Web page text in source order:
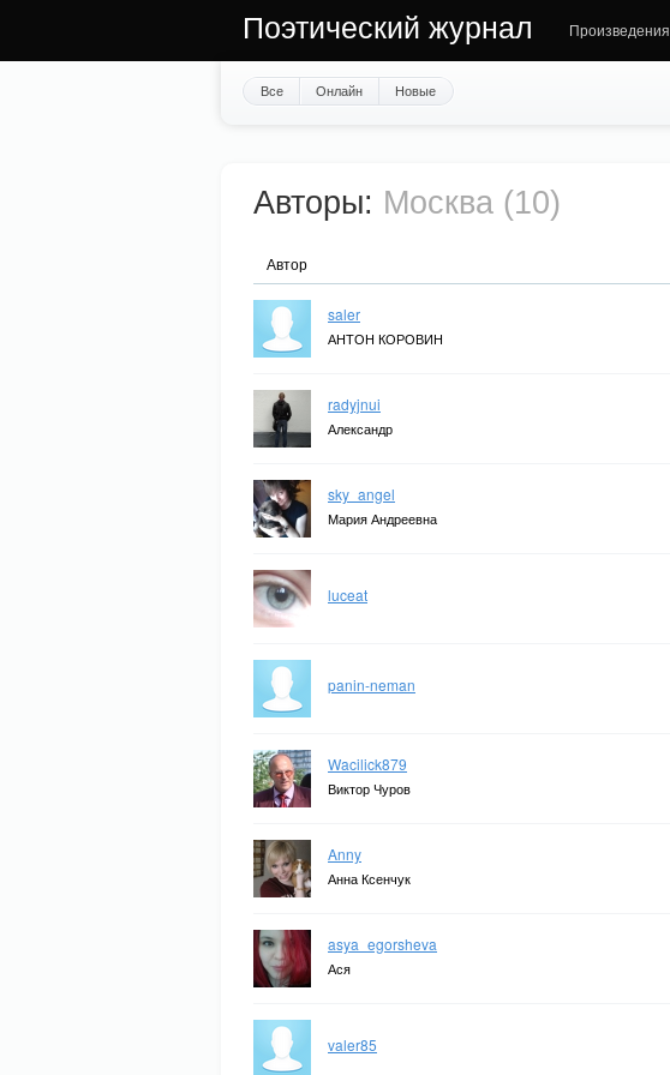
Поэтический журнал Произведения
Все Онлайн Новые
Авторы: Москва (10)
Автор
saler
АНТОН КОРОВИН
radyjnui
Александр
sky_angel
Мария Андреевна
luceat
panin-neman
Wacilick879
Виктор Чуров
Anny
Анна Ксенчук
asya_egorsheva
Ася
valer85